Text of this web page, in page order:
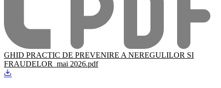
GHID PRACTIC DE PREVENIRE A NEREGULILOR SI
FRAUDELOR_mai 2026.pdf